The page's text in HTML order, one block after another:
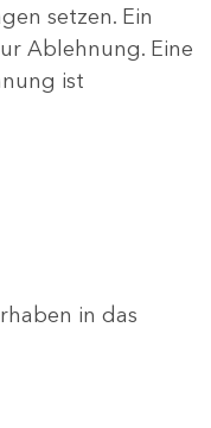
setzen. Ein
Ablehnung. Eine
ist
in das